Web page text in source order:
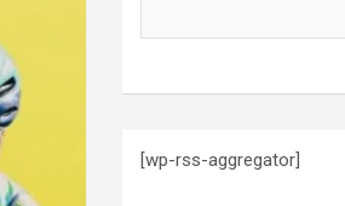
[wp-rss-aggregator]